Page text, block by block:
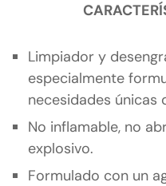
Limpiador y
especialmente
necesidades únicas
No inflamable, no
explosivo.
Formulado con un